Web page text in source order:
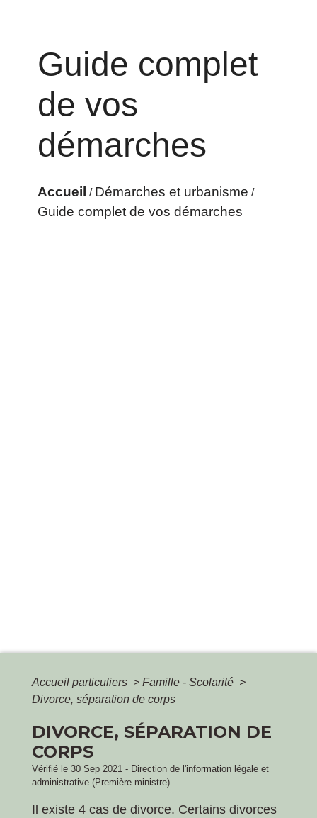
Guide complet
de vos
démarches
Accueil / Démarches et urbanisme /
Guide complet de vos démarches
Accueil particuliers > Famille - Scolarité >
Divorce, séparation de corps
DIVORCE, SÉPARATION DE
CORPS
Vérifié le 30 Sep 2021 - Direction de l'information légale et
administrative (Première ministre)
Il existe 4 cas de divorce. Certains divorces